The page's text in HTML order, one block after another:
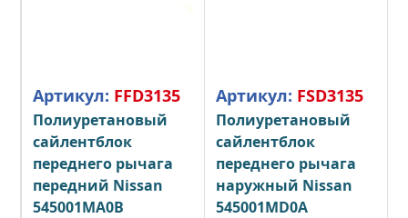
Артикул: FFD3135
Полиуретановый
сайлентблок
переднего рычага
передний Nissan
545001MA0B
Артикул: FSD3135
Полиуретановый
сайлентблок
переднего рычага
наружный Nissan
545001MD0A